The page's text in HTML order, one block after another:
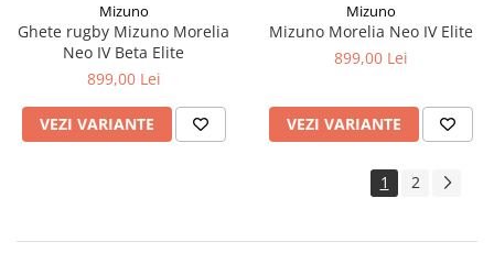
Mizuno
Ghete rugby Mizuno Morelia
Neo IV Beta Elite
899,00 Lei
VEZI VARIANTE
Mizuno
Mizuno Morelia Neo IV Elite
899,00 Lei
VEZI VARIANTE
1 2